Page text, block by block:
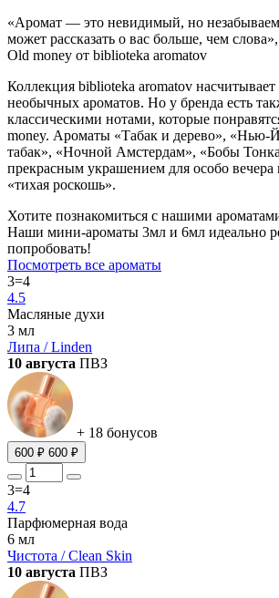
«Аромат — это невидимый, но
может рассказать о вас больше, чем
Old money от biblioteka aromatov
Коллекция biblioteka aromatov насчитывает
необычных ароматов. Но у бренда есть
классическими нотами, которые
money. Ароматы «Табак и дерево», «Нью-
табак», «Ночной Амстердам», «Бобы
прекрасным украшением для особо вечера
«тихая роскошь».
Хотите познакомиться с нашими
Наши мини-ароматы 3мл и 6мл идеально
попробовать!
Посмотреть все ароматы
3=4
4.5
Масляные духи
3 мл
Липа / Linden
10 августа ПВЗ
+ 18 бонусов
600 ₽ 600 ₽
3=4
4.7
Парфюмерная вода
6 мл
Чистота / Clean Skin
10 августа ПВЗ